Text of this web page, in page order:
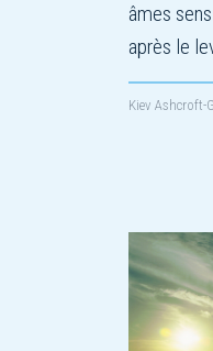
âmes
après le
Kiev Ashcroft-